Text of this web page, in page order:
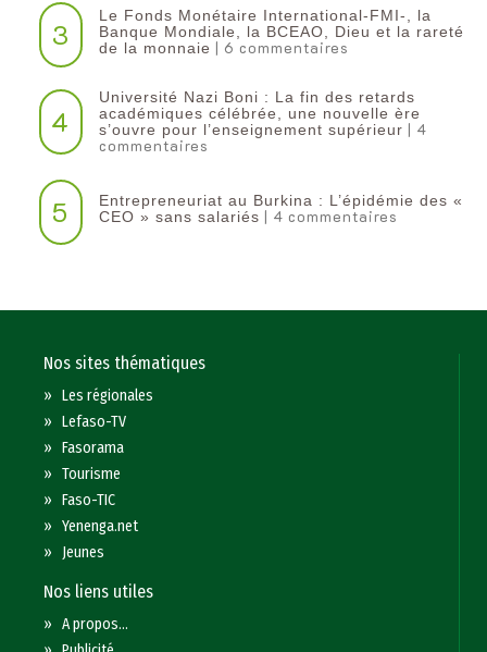
3
Le Fonds Monétaire International-FMI-, la
Banque Mondiale, la BCEAO, Dieu et la rareté
de la monnaie | 6 commentaires
4
Université Nazi Boni : La fin des retards
académiques célébrée, une nouvelle ère
s’ouvre pour l’enseignement supérieur | 4
commentaires
5
Entrepreneuriat au Burkina : L’épidémie des «
CEO » sans salariés | 4 commentaires
Nos sites thématiques
»Les régionales
»Lefaso-TV
»Fasorama
»Tourisme
»Faso-TIC
»Yenenga.net
» Jeunes
Nos liens utiles
»A propos...